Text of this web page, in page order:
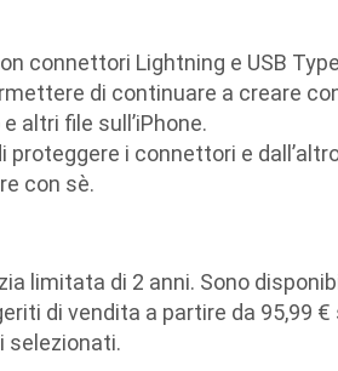
connettori Lightning e USB
di continuare a creare
altri file sull’iPhone.
i connettori e
con sè.
limitata di 2 anni. Sono
di vendita a partire da 95,99
selezionati.